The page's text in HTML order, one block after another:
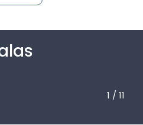
1 / 11